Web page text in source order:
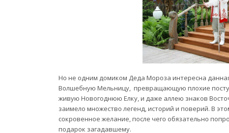
Но не одним домиком Деда Мороза интересна
Волшебную Мельницу, превращающую плохие
живую Новогоднюю Елку, и даже аллею знаков
заимело множество легенд, историй и поверий. В
сокровенное желание, после чего обязательно
подарок загадавшему.